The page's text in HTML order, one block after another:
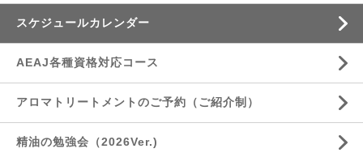
スケジュールカレンダー
AEAJ各種資格対応コース
アロマトリートメントのご予約（ご紹介制）
精油の勉強会（2026Ver.)